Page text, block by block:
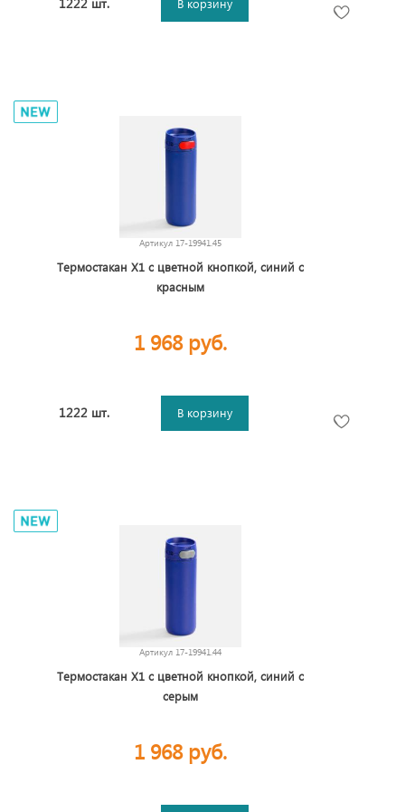
В корзину
Артикул 17-19941.45
Термостакан X1 с цветной кнопкой, синий с
красным
1 968 руб.
1222 шт. В корзину
Артикул 17-19941.44
Термостакан X1 с цветной кнопкой, синий с
серым
1 968 руб.